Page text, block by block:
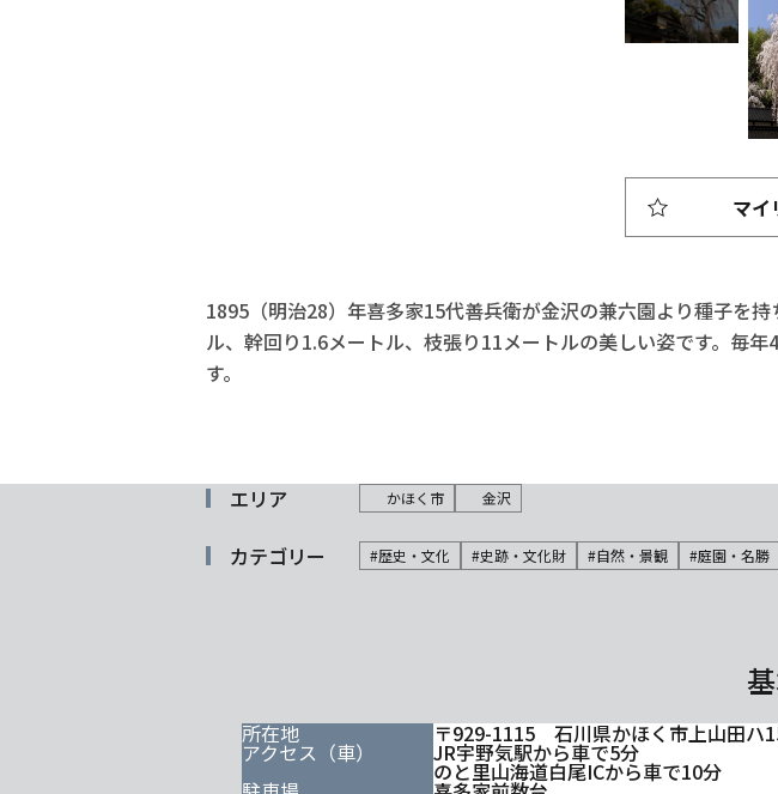
1895（明治28）年喜多家15代善兵衛が金沢の兼六園より種子を
ル、幹回り1.6メートル、枝張り11メートルの美しい姿です。毎
す。
マイ
エリア かほく市 金沢
カテゴリー #歴史・文化 #史跡・文化財 #自然・景観 #庭園・名勝
所在地 〒929-1115 石川県かほく市上山田ハ
アクセス（車） JR宇野気駅から車で5分
のと里山海道白尾ICから車で10分